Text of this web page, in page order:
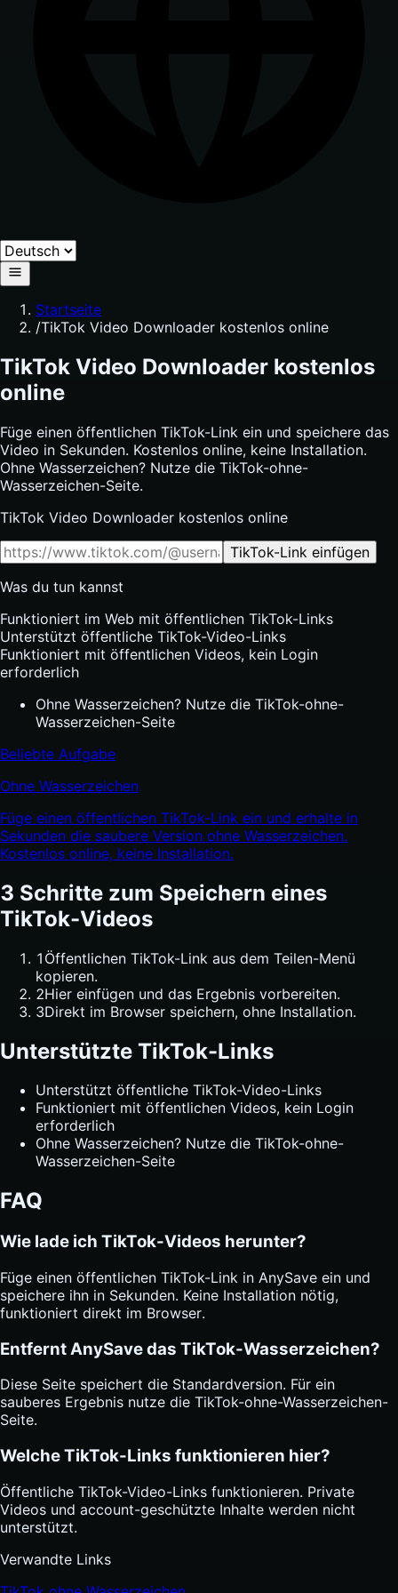
Startseite
/TikTok Video Downloader kostenlos online
TikTok Video Downloader kostenlos
online
Füge einen öffentlichen TikTok-Link ein und speichere das
Video in Sekunden. Kostenlos online, keine Installation.
Ohne Wasserzeichen? Nutze die TikTok-ohne-
Wasserzeichen-Seite.
TikTok Video Downloader kostenlos online
TikTok-Link einfügen
Was du tun kannst
Funktioniert im Web mit öffentlichen TikTok-Links
Unterstützt öffentliche TikTok-Video-Links
Funktioniert mit öffentlichen Videos, kein Login
erforderlich
Ohne Wasserzeichen? Nutze die TikTok-ohne-
Wasserzeichen-Seite
Beliebte Aufgabe
Ohne Wasserzeichen
Füge einen öffentlichen TikTok-Link ein und erhalte in
Sekunden die saubere Version ohne Wasserzeichen.
Kostenlos online, keine Installation.
3 Schritte zum Speichern eines
TikTok-Videos
1 Öffentlichen TikTok-Link aus dem Teilen-Menü
kopieren.
2Hier einfügen und das Ergebnis vorbereiten.
3Direkt im Browser speichern, ohne Installation.
Unterstützte TikTok-Links
Unterstützt öffentliche TikTok-Video-Links
Funktioniert mit öffentlichen Videos, kein Login
erforderlich
Ohne Wasserzeichen? Nutze die TikTok-ohne-
Wasserzeichen-Seite
FAQ
Wie lade ich TikTok-Videos herunter?
Füge einen öffentlichen TikTok-Link in AnySave ein und
speichere ihn in Sekunden. Keine Installation nötig,
funktioniert direkt im Browser.
Entfernt AnySave das TikTok-Wasserzeichen?
Diese Seite speichert die Standardversion. Für ein
sauberes Ergebnis nutze die TikTok-ohne-Wasserzeichen-
Seite.
Welche TikTok-Links funktionieren hier?
Öffentliche TikTok-Video-Links funktionieren. Private
Videos und account-geschützte Inhalte werden nicht
unterstützt.
Verwandte Links